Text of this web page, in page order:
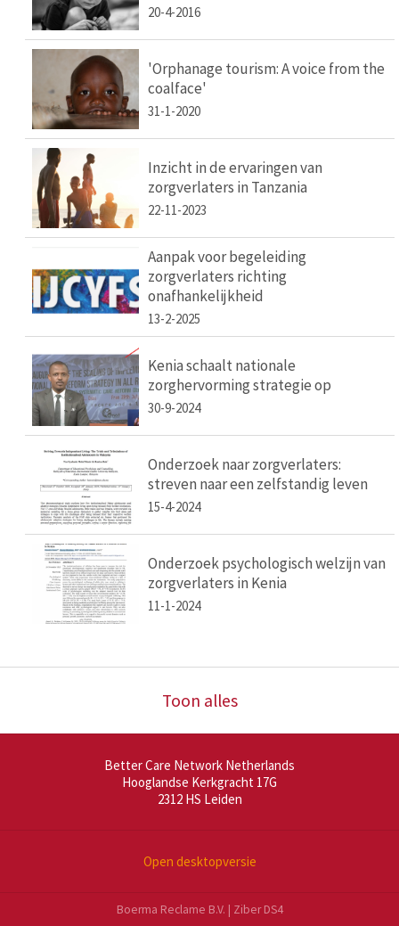
20-4-2016
'Orphanage tourism: A voice from the
coalface'
31-1-2020
Inzicht in de ervaringen van
zorgverlaters in Tanzania
22-11-2023
Aanpak voor begeleiding
zorgverlaters richting
onafhankelijkheid
13-2-2025
Kenia schaalt nationale
zorghervorming strategie op
30-9-2024
Onderzoek naar zorgverlaters:
streven naar een zelfstandig leven
15-4-2024
Onderzoek psychologisch welzijn van
zorgverlaters in Kenia
11-1-2024
Toon alles
Better Care Network Netherlands
Hooglandse Kerkgracht 17G
2312 HS Leiden
Open desktopversie
Boerma Reclame B.V. | Ziber DS4